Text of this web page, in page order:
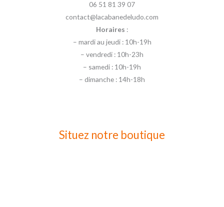
06 51 81 39 07
contact@lacabanedeludo.com
Horaires :
– mardi au jeudi : 10h-19h
– vendredi : 10h-23h
– samedi : 10h-19h
– dimanche : 14h-18h
Situez notre boutique